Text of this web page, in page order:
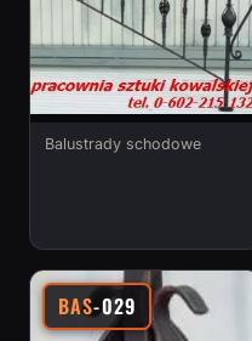
Balustrady schodowe
BAS-029